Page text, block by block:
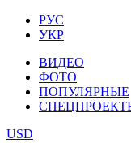
РУС
УКР
ВИДЕО
ФОТО
ПОПУЛЯРНЫЕ
USD